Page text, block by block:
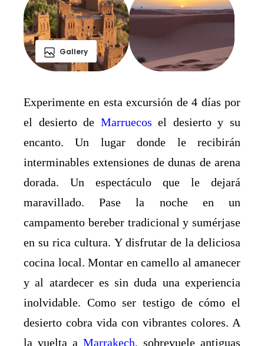
Gallery
Experimente en esta excursión de 4 días por
el desierto de Marruecos el desierto y su
encanto. Un lugar donde le recibirán
interminables extensiones de dunas de arena
dorada. Un espectáculo que le dejará
maravillado. Pase la noche en un
campamento bereber tradicional y sumérjase
en su rica cultura. Y disfrutar de la deliciosa
cocina local. Montar en camello al amanecer
y al atardecer es sin duda una experiencia
inolvidable. Como ser testigo de cómo el
desierto cobra vida con vibrantes colores. A
la vuelta a Marrakech, sobrevuele antiguas